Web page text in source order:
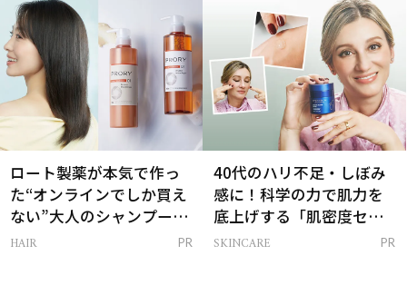
ロート製薬が本気で作っ
た“オンラインでしか買え
ない”大人のシャンプー＆
トリートメントって？
HAIR PR
40代のハリ不足・しぼみ
感に！科学の力で肌力を
底上げする「肌密度セラ
ム」
SKINCARE PR